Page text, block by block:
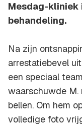
Mesdag-kliniek
behandeling.
Na zijn
arrestatiebevel
een speciaal
waarschuwde M.
bellen. Om hem
volledige foto